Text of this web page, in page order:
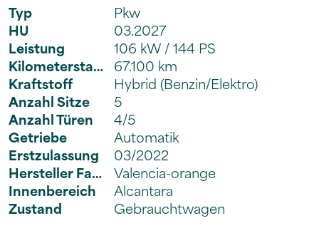
Typ
Pkw
HU
03.2027
Leistung
106 kW / 144 PS
Kilometerstand 67.100 km
Kraftstoff
Hybrid (Benzin/Elektro)
Anzahl Sitze
5
Anzahl Türen
4/5
Getriebe
Automatik
Erstzulassung
03/2022
Hersteller Farbe Valencia-orange
Innenbereich
Alcantara
Zustand
Gebrauchtwagen